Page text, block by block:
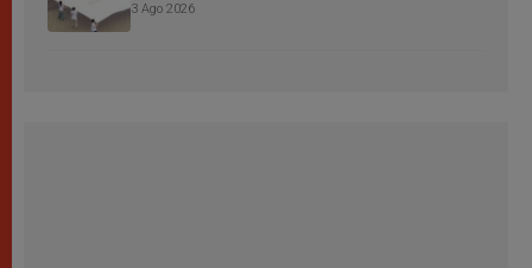
3 Ago 2026